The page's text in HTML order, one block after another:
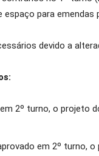
espaço para
devido a
2º turno, o projeto
em 2º turno,